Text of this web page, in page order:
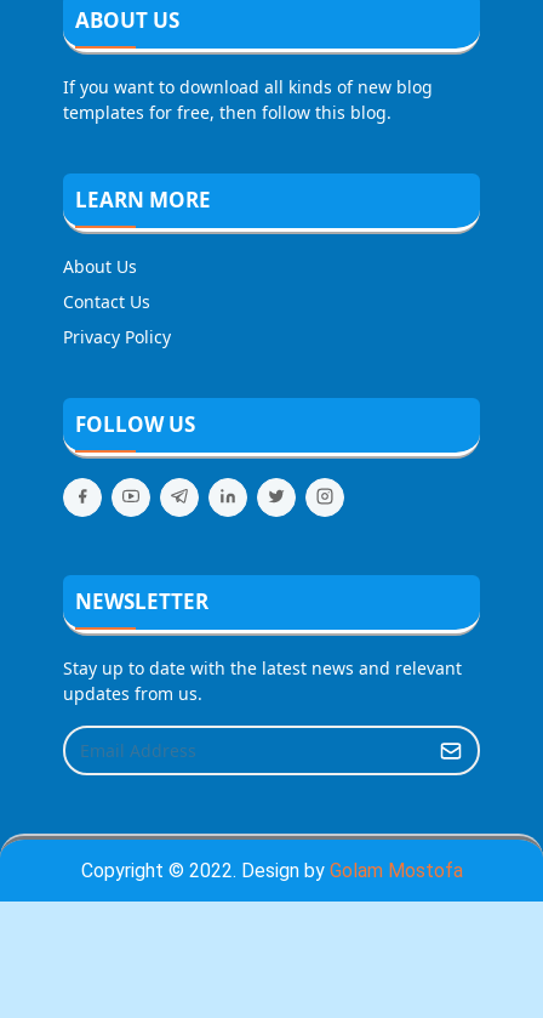
ABOUT US
If you want to download all kinds of new blog
templates for free, then follow this blog.
LEARN MORE
About Us
Contact Us
Privacy Policy
FOLLOW US
NEWSLETTER
Stay up to date with the latest news and relevant
updates from us.
Copyright © 2022. Design by Golam Mostofa